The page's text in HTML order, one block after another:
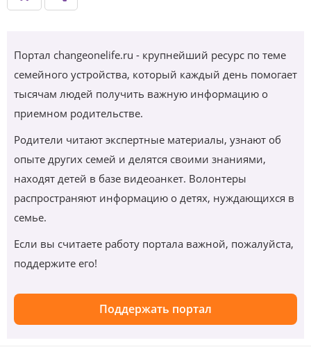
Портал changeonelife.ru - крупнейший ресурс по теме
семейного устройства, который каждый день помогает
тысячам людей получить важную информацию о
приемном родительстве.
Родители читают экспертные материалы, узнают об
опыте других семей и делятся своими знаниями,
находят детей в базе видеоанкет. Волонтеры
распространяют информацию о детях, нуждающихся в
семье.
Если вы считаете работу портала важной, пожалуйста,
поддержите его!
Поддержать портал